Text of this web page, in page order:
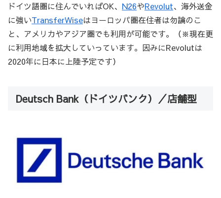
ドイツ語圏に住んでいればOK、 N26やRevolut、海外送金
に強いTransferWiseはヨーロッパ圏在住者は勿論のこ
と、アメリカやアジア圏でも利用が可能です。（※現在更
に利用地域を拡大していっています。因みにRevolutは
2020年に日本に上陸予定です）
Deutsch Bank（ドイツバンク）／店舗型